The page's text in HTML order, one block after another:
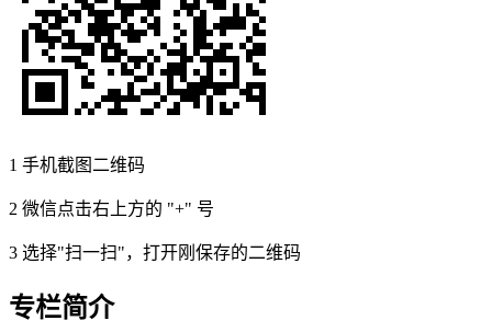
1 手机截图二维码
2 微信点击右上方的 "+" 号
3 选择"扫一扫"，打开刚保存的二维码
专栏简介